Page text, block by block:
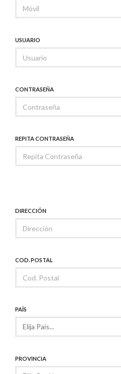
USUARIO
CONTRASEÑA
REPITA CONTRASEÑA
DIRECCIÓN
COD. POSTAL
PAÍS
PROVINCIA